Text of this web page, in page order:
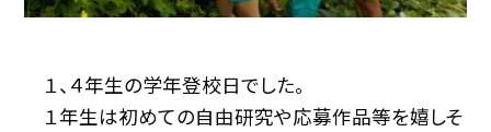
１、４年生の学年登校日でした。
１年生は初めての自由研究や応募作品等を嬉しそ